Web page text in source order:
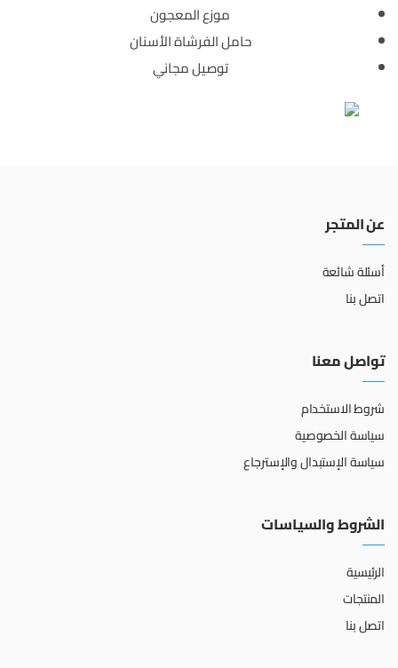
موزع المعجون
حامل الفرشاة الأسنان
توصيل مجاني
عن المتجر
أسئلة شائعة
اتصل بنا
تواصل معنا
شروط الاستخدام
سياسة الخصوصية
سياسة الإستبدال والإسترجاع
الشروط والسياسات
الرئيسية
المنتجات
اتصل بنا